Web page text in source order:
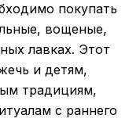
покупать
вощеные,
лавках. Этот
и детям,
традициям,
с раннего